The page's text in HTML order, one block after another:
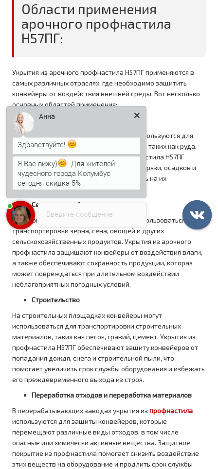
Области применения
арочного профнастила
Н57ПГ:
Укрытия из арочного профнастила Н57ПГ применяются в
самых различных отраслях, где необходимо защитить
конвейеры от воздействия внешней среды. Вот несколько
основных областей применения:
Горная промышленность
В карьерах и шахтах конвейеры часто используются для
транспортировки различных материалов, таких как руда,
уголь, песок и гравий. Укрытие из профнастила Н57ПГ
надежно защищает конвейеры от пыли, грязи, осадков и
других факторов, которые могут повлиять на их
работоспособность и долговечность.
Сельское хозяйство
В аграрном секторе конвейеры могут использоваться для
транспортировки зерна, сена, овощей и других
сельскохозяйственных продуктов. Укрытия из арочного
профнастила защищают конвейеры от воздействия влаги,
а также обеспечивают сохранность продукции, которая
может повреждаться при длительном воздействии
неблагоприятных погодных условий.
Строительство
На строительных площадках конвейеры могут
использоваться для транспортировки строительных
материалов, таких как песок, гравий, цемент. Укрытия из
профнастила Н57ПГ обеспечивают защиту конвейеров от
попадания дождя, снега и строительной пыли, что
помогает увеличить срок службы оборудования и избежать
его преждевременного выхода из строя.
Переработка отходов и переработка материалов
В перерабатывающих заводах укрытия из профнастила
используются для защиты конвейеров, которые
перемещают различные виды отходов, в том числе
опасные или химически активные вещества. Защитное
покрытие из профнастила помогает снизить воздействие
этих веществ на оборудование и продлить срок службы
Введите сообщение
Анна
Здравствуйте!
Я Вас вижу)
. Для жителей
чудесного города Колумбус
сегодня скидка 5%
Аннапечатает...